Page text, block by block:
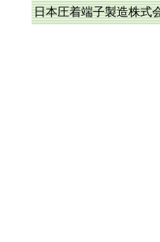
日本圧着端子製造株式